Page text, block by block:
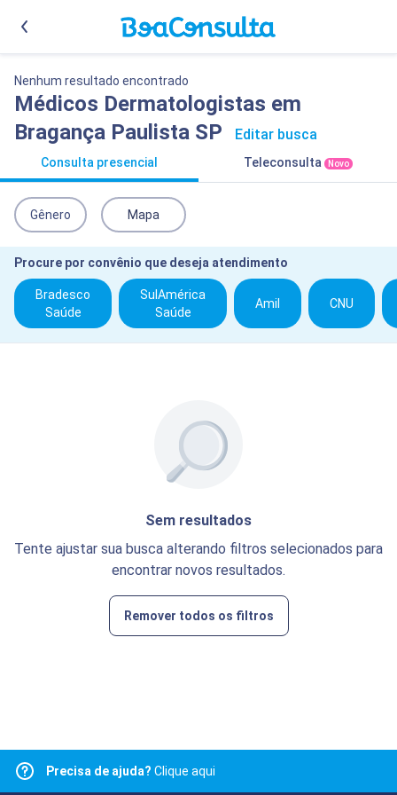
Nenhum resultado encontrado
Médicos Dermatologistas em
Bragança Paulista SP
Editar busca
Consulta presencial Teleconsulta Novo
Gênero Mapa
Procure por convênio que deseja atendimento
Bradesco
Saúde
SulAmérica
Saúde
Amil CNU
Sem resultados
Tente ajustar sua busca alterando filtros selecionados para
encontrar novos resultados.
Remover todos os filtros
Precisa de ajuda? Clique aqui